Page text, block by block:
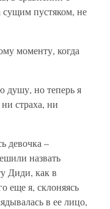
сущим пустяком, не
моменту, когда
душу, но теперь я
страха, ни
девочка –
назвать
Диди, как в
еще я, склоняясь
в ее лицо,